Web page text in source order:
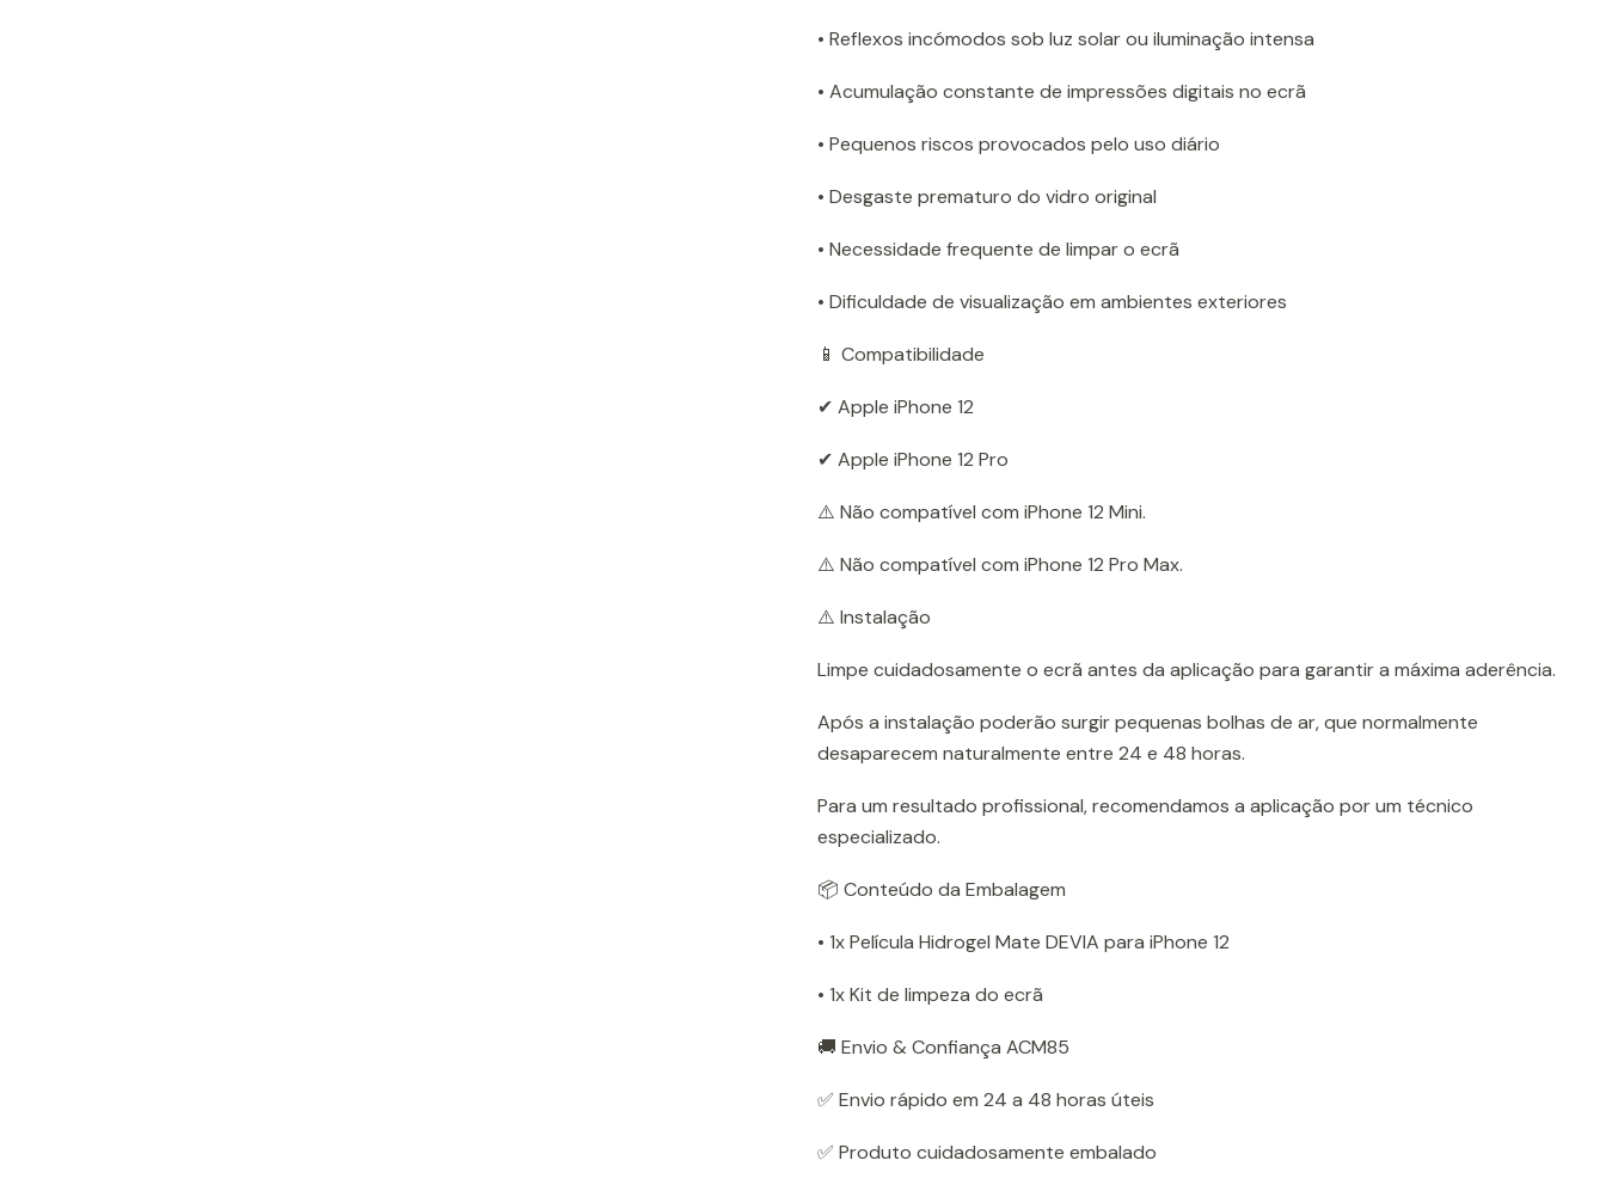
• Reflexos incómodos sob luz solar ou iluminação intensa
• Acumulação constante de impressões digitais no ecrã
• Pequenos riscos provocados pelo uso diário
• Desgaste prematuro do vidro original
• Necessidade frequente de limpar o ecrã
• Dificuldade de visualização em ambientes exteriores
📱 Compatibilidade
✔ Apple iPhone 12
✔ Apple iPhone 12 Pro
⚠️ Não compatível com iPhone 12 Mini.
⚠️ Não compatível com iPhone 12 Pro Max.
⚠️ Instalação
Limpe cuidadosamente o ecrã antes da aplicação para garantir a máxima aderência.
Após a instalação poderão surgir pequenas bolhas de ar, que normalmente
desaparecem naturalmente entre 24 e 48 horas.
Para um resultado profissional, recomendamos a aplicação por um técnico
especializado.
📦 Conteúdo da Embalagem
• 1x Película Hidrogel Mate DEVIA para iPhone 12
• 1x Kit de limpeza do ecrã
🚚 Envio & Confiança ACM85
✅ Envio rápido em 24 a 48 horas úteis
✅ Produto cuidadosamente embalado